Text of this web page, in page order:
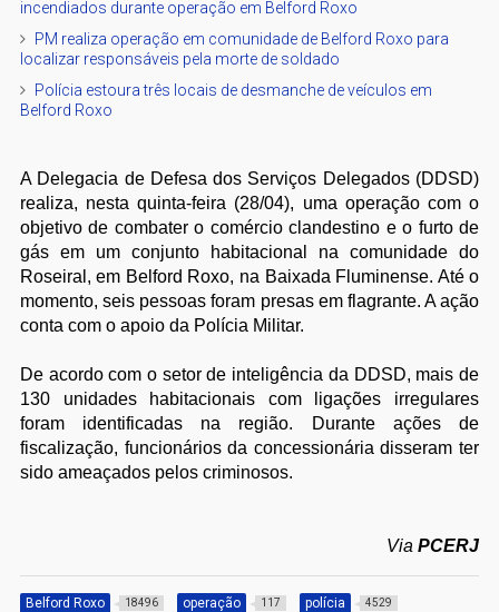
incendiados durante operação em Belford Roxo
PM realiza operação em comunidade de Belford Roxo para
localizar responsáveis pela morte de soldado
Polícia estoura três locais de desmanche de veículos em
Belford Roxo
A Delegacia de Defesa dos Serviços Delegados (DDSD)
realiza, nesta quinta-feira (28/04), uma operação com o
objetivo de combater o comércio clandestino e o furto de
gás em um conjunto habitacional na comunidade do
Roseiral, em Belford Roxo, na Baixada Fluminense. Até o
momento, seis pessoas foram presas em flagrante. A ação
conta com o apoio da Polícia Militar.
De acordo com o setor de inteligência da DDSD, mais de
130 unidades habitacionais com ligações irregulares
foram identificadas na região. Durante ações de
fiscalização, funcionários da concessionária disseram ter
sido ameaçados pelos criminosos.
ViaPCERJ
Belford Roxo 18496 operação 117 polícia 4529